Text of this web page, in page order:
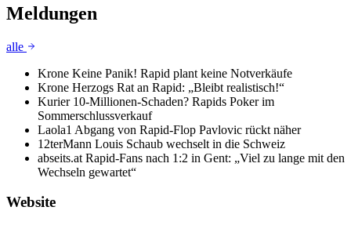
Meldungen
alle
Krone Keine Panik! Rapid plant keine Notverkäufe
Krone Herzogs Rat an Rapid: „Bleibt realistisch!“
Kurier 10-Millionen-Schaden? Rapids Poker im
Sommerschlussverkauf
Laola1 Abgang von Rapid-Flop Pavlovic rückt näher
12terMann Louis Schaub wechselt in die Schweiz
abseits.at Rapid-Fans nach 1:2 in Gent: „Viel zu lange mit den
Wechseln gewartet“
Website